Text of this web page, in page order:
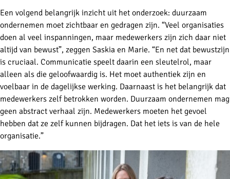
Een volgend belangrijk inzicht uit het onderzoek: duurzaam
ondernemen moet zichtbaar en gedragen zijn. “Veel organisaties
doen al veel inspanningen, maar medewerkers zijn zich daar niet
altijd van bewust”, zeggen Saskia en Marie. “En net dat bewustzijn
is cruciaal. Communicatie speelt daarin een sleutelrol, maar
alleen als die geloofwaardig is. Het moet authentiek zijn en
voelbaar in de dagelijkse werking. Daarnaast is het belangrijk dat
medewerkers zelf betrokken worden. Duurzaam ondernemen mag
geen abstract verhaal zijn. Medewerkers moeten het gevoel
hebben dat ze zelf kunnen bijdragen. Dat het iets is van de hele
organisatie.”